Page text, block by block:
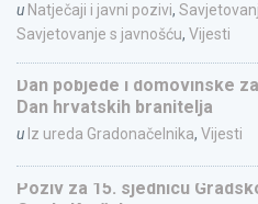
u Natječaji i javni pozivi,
Savjetovanje s javnošću, Vijesti
Dan pobjede i domovinske
Dan hrvatskih branitelja
u Iz ureda Gradonačelnika, Vijesti
Poziv za 15. sjednicu